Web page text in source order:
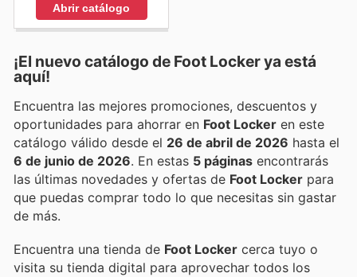
Abrir catálogo
¡El nuevo catálogo de Foot Lockerya está
aquí!
Encuentra las mejores promociones, descuentos y
oportunidades para ahorrar en Foot Locker en este
catálogo válido desde el 26 de abril de 2026 hasta el
6 de junio de 2026 . En estas 5 páginas encontrarás
las últimas novedades y ofertas de Foot Locker para
que puedas comprar todo lo que necesitas sin gastar
de más.
Encuentra una tienda de Foot Locker cerca tuyo o
visita su tienda digital para aprovechar todos los